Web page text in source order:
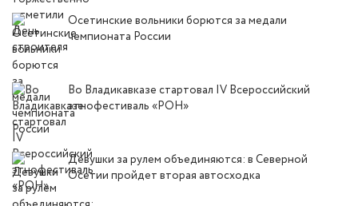
Осетинские вольники борются за медали
чемпионата России
Во Владикавказе стартовал IV Всероссийский
этнофестиваль «РОН»
Девушки за рулем объединяются: в Северной
Осетии пройдет вторая автосходка